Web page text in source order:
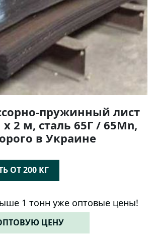
пружинный лист
2 м, сталь 65Г / 65Mn,
в Украине
ОТ 200 КГ
1 тонн уже оптовые цены!
ЦЕНУ